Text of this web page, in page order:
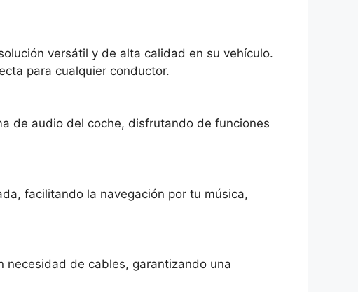
versátil y de alta calidad en su vehículo.
para cualquier conductor.
de audio del coche, disfrutando de funciones
facilitando la navegación por tu música,
necesidad de cables, garantizando una